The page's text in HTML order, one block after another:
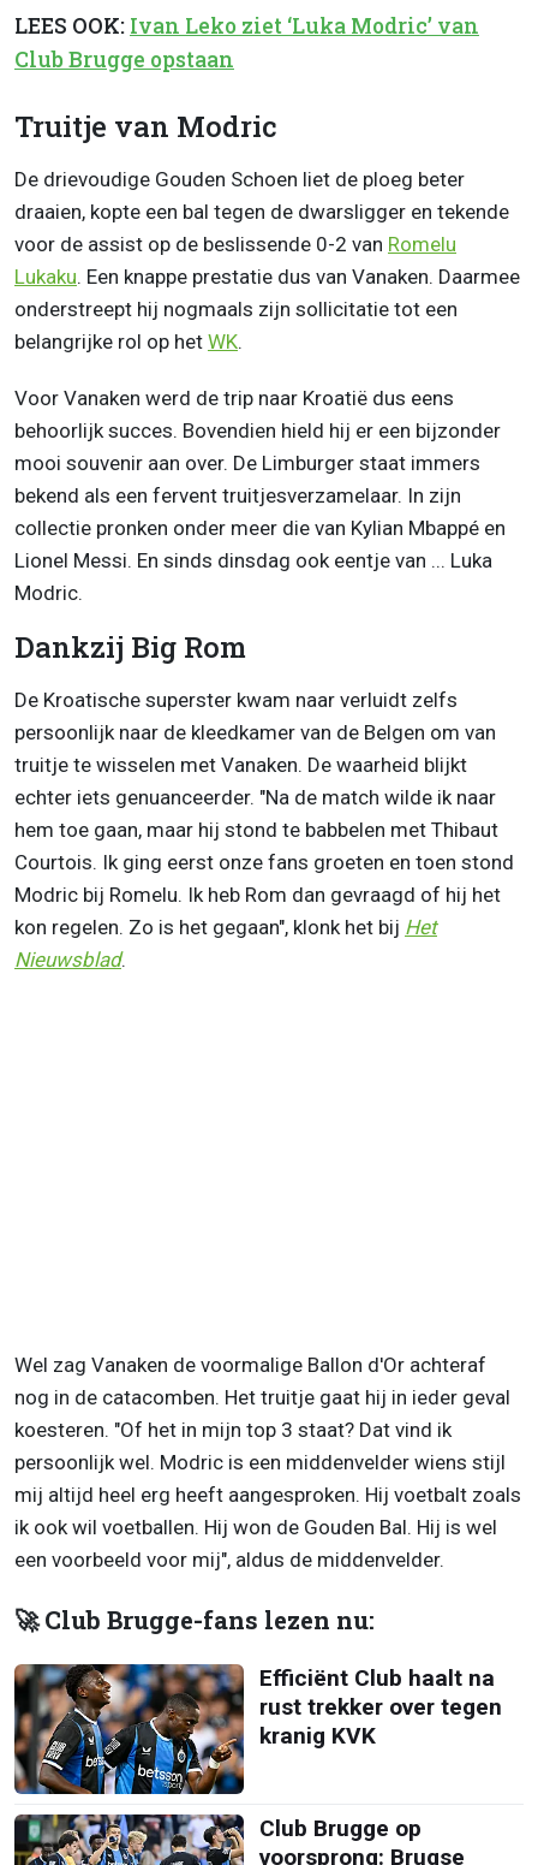
LEES OOK: Ivan Leko ziet ‘Luka Modric’ van
Club Brugge opstaan
Truitje van Modric
De drievoudige Gouden Schoen liet de ploeg beter
draaien, kopte een bal tegen de dwarsligger en tekende
voor de assist op de beslissende 0-2 van Romelu
Lukaku. Een knappe prestatie dus van Vanaken. Daarmee
onderstreept hij nogmaals zijn sollicitatie tot een
belangrijke rol op het WK.
Voor Vanaken werd de trip naar Kroatië dus eens
behoorlijk succes. Bovendien hield hij er een bijzonder
mooi souvenir aan over. De Limburger staat immers
bekend als een fervent truitjesverzamelaar. In zijn
collectie pronken onder meer die van Kylian Mbappé en
Lionel Messi. En sinds dinsdag ook eentje van ... Luka
Modric.
Dankzij Big Rom
De Kroatische superster kwam naar verluidt zelfs
persoonlijk naar de kleedkamer van de Belgen om van
truitje te wisselen met Vanaken. De waarheid blijkt
echter iets genuanceerder. "Na de match wilde ik naar
hem toe gaan, maar hij stond te babbelen met Thibaut
Courtois. Ik ging eerst onze fans groeten en toen stond
Modric bij Romelu. Ik heb Rom dan gevraagd of hij het
kon regelen. Zo is het gegaan", klonk het bij Het
Nieuwsblad.
Wel zag Vanaken de voormalige Ballon d'Or achteraf
nog in de catacomben. Het truitje gaat hij in ieder geval
koesteren. "Of het in mijn top 3 staat? Dat vind ik
persoonlijk wel. Modric is een middenvelder wiens stijl
mij altijd heel erg heeft aangesproken. Hij voetbalt zoals
ik ook wil voetballen. Hij won de Gouden Bal. Hij is wel
een voorbeeld voor mij", aldus de middenvelder.
🚀 Club Brugge-fans lezen nu:
Efficiënt Club haalt na
rust trekker over tegen
kranig KVK
Club Brugge op
voorsprong: Brugse